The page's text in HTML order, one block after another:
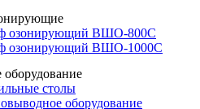
озонирующий ВШО-800С
озонирующий ВШО-1000С
столы
оборудование